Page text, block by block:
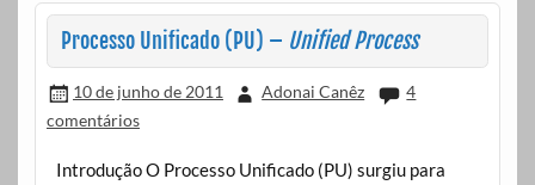
Processo Unificado (PU) – Unified Process
10 de junho de 2011 Adonai Canêz
4
comentários
Introdução O Processo Unificado (PU) surgiu para